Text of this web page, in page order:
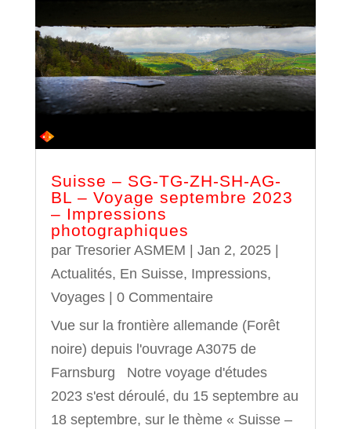
Suisse – SG-TG-ZH-SH-AG-
BL – Voyage septembre 2023
– Impressions
photographiques
par Tresorier ASMEM Jan 2, 2025|
Actualités, En Suisse, Impressions,
Voyages| 0 Commentaire
Vue sur la frontière allemande (Forêt
noire) depuis l'ouvrage A3075 de
Farnsburg Notre voyage d'études
2023 s'est déroulé, du 15 septembre au
18 septembre, sur le thème « Suisse –